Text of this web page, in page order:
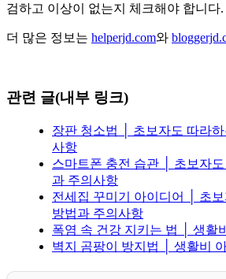
검하고 이상이 없는지 체크해야 합니다.
더 많은 정보는 helperjd.com와
관련 글(내부 링크)
장판 청소법 │ 초보자도 따라
사항
스마트폰 충전 습관 │ 초보자
과 주의사항
전세집 꾸미기 아이디어 │ 초
방법과 주의사항
폭염 속 건강 지키는 법 │ 생활
벽지 곰팡이 방지법 │ 생활비